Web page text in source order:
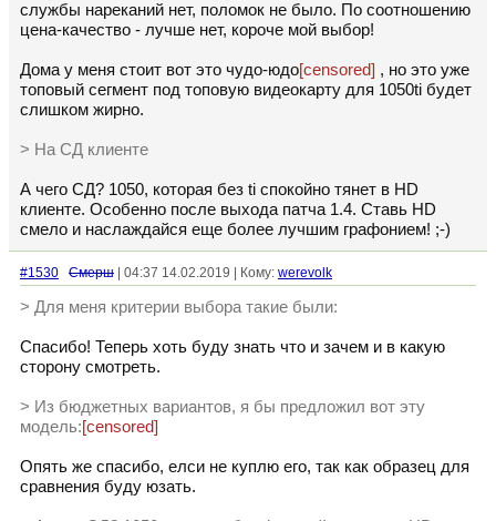
службы нареканий нет, поломок не было. По соотношению
цена-качество - лучше нет, короче мой выбор!
Дома у меня стоит вот это чудо-юдо[censored] , но это уже
топовый сегмент под топовую видеокарту для 1050ti будет
слишком жирно.
> На СД клиенте
А чего СД? 1050, которая без ti спокойно тянет в HD
клиенте. Особенно после выхода патча 1.4. Ставь HD
смело и наслаждайся еще более лучшим графонием! ;-)
#1530 Смерш | 04:37 14.02.2019 | Кому: werevolk
> Для меня критерии выбора такие были:
Спасибо! Теперь хоть буду знать что и зачем и в какую
сторону смотреть.
> Из бюджетных вариантов, я бы предложил вот эту
модель:[censored]
Опять же спасибо, елси не куплю его, так как образец для
сравнения буду юзать.